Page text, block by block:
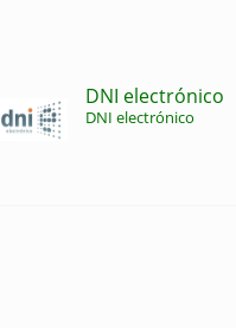
DNI electrónico
DNI electrónico